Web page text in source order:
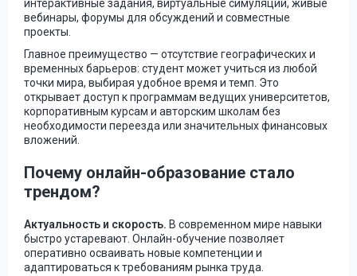
интерактивные задания, виртуальные симуляции, живые
вебинары, форумы для обсуждений и совместные
проекты.
Главное преимущество — отсутствие географических и
временных барьеров: студент может учиться из любой
точки мира, выбирая удобное время и темп. Это
открывает доступ к программам ведущих университетов,
корпоративным курсам и авторским школам без
необходимости переезда или значительных финансовых
вложений.
Почему онлайн-образование стало
трендом?
Актуальность и скорость. В современном мире навыки
быстро устаревают. Онлайн-обучение позволяет
оперативно осваивать новые компетенции и
адаптироваться к требованиям рынка труда.